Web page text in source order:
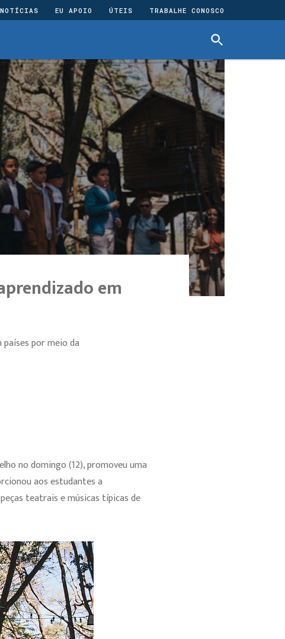
NOTÍCIAS EU APOIO ÚTEIS TRABALHE CONOSCO
em
países por meio da
no domingo (12), promoveu uma
aos estudantes a
teatrais e músicas típicas de